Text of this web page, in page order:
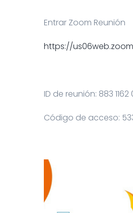
Entrar Zoom Reunión
https://
ID de reunión: 883 1162
Código de acceso: